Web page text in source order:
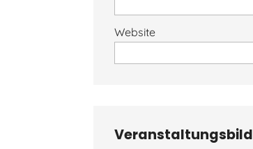
Website
Veranstaltungsbild